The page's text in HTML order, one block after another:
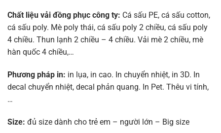
Chất liệu vải đồng phục công ty: Cá sấu PE, cá sấu cotton,
cá sấu poly. Mè poly thái, cá sấu poly 2 chiều, cá sấu poly
4 chiều. Thun lạnh 2 chiều – 4 chiều. Vải mè 2 chiều, mè
hàn quốc 4 chiều,…
Phương pháp in: in lụa, in cao. In chuyển nhiệt, in 3D. In
decal chuyển nhiệt, decal phản quang. In Pet. Thêu vi tính,
…
Size: đủ size dành cho trẻ em – người lớn – Big size